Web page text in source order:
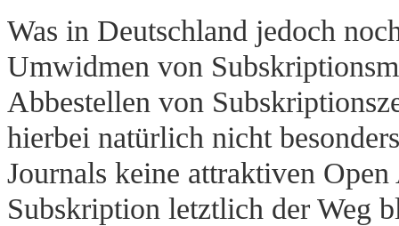
Was in Deutschland jedoch
Umwidmen von
Abbestellen von
hierbei natürlich nicht
Journals keine attraktiven
Subskription letztlich der Weg